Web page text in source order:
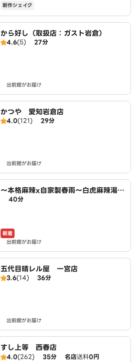
新作シェイク
から好し（取扱店：ガスト岩倉）
4.6(5) 27分
出前館がお届け
かつや 愛知岩倉店
4.0(121) 29分
出前館がお届け
～本格麻辣x自家製春雨～白虎麻辣湯
小木西店
40分
新着
出前館がお届け
五代目晴レル屋 一宮店
3.6(14) 36分
出前館がお届け
すし上等 西春店
4.0(262) 35分 名店送料0円